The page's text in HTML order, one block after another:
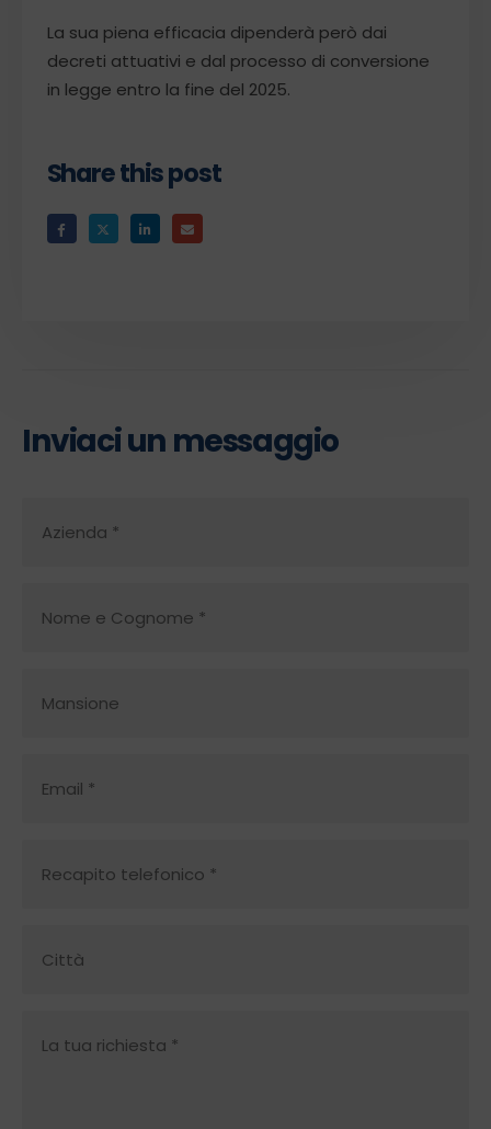
La sua piena efficacia dipenderà però dai
decreti attuativi e dal processo di conversione
in legge entro la fine del 2025.
Share this post
Inviaci un messaggio